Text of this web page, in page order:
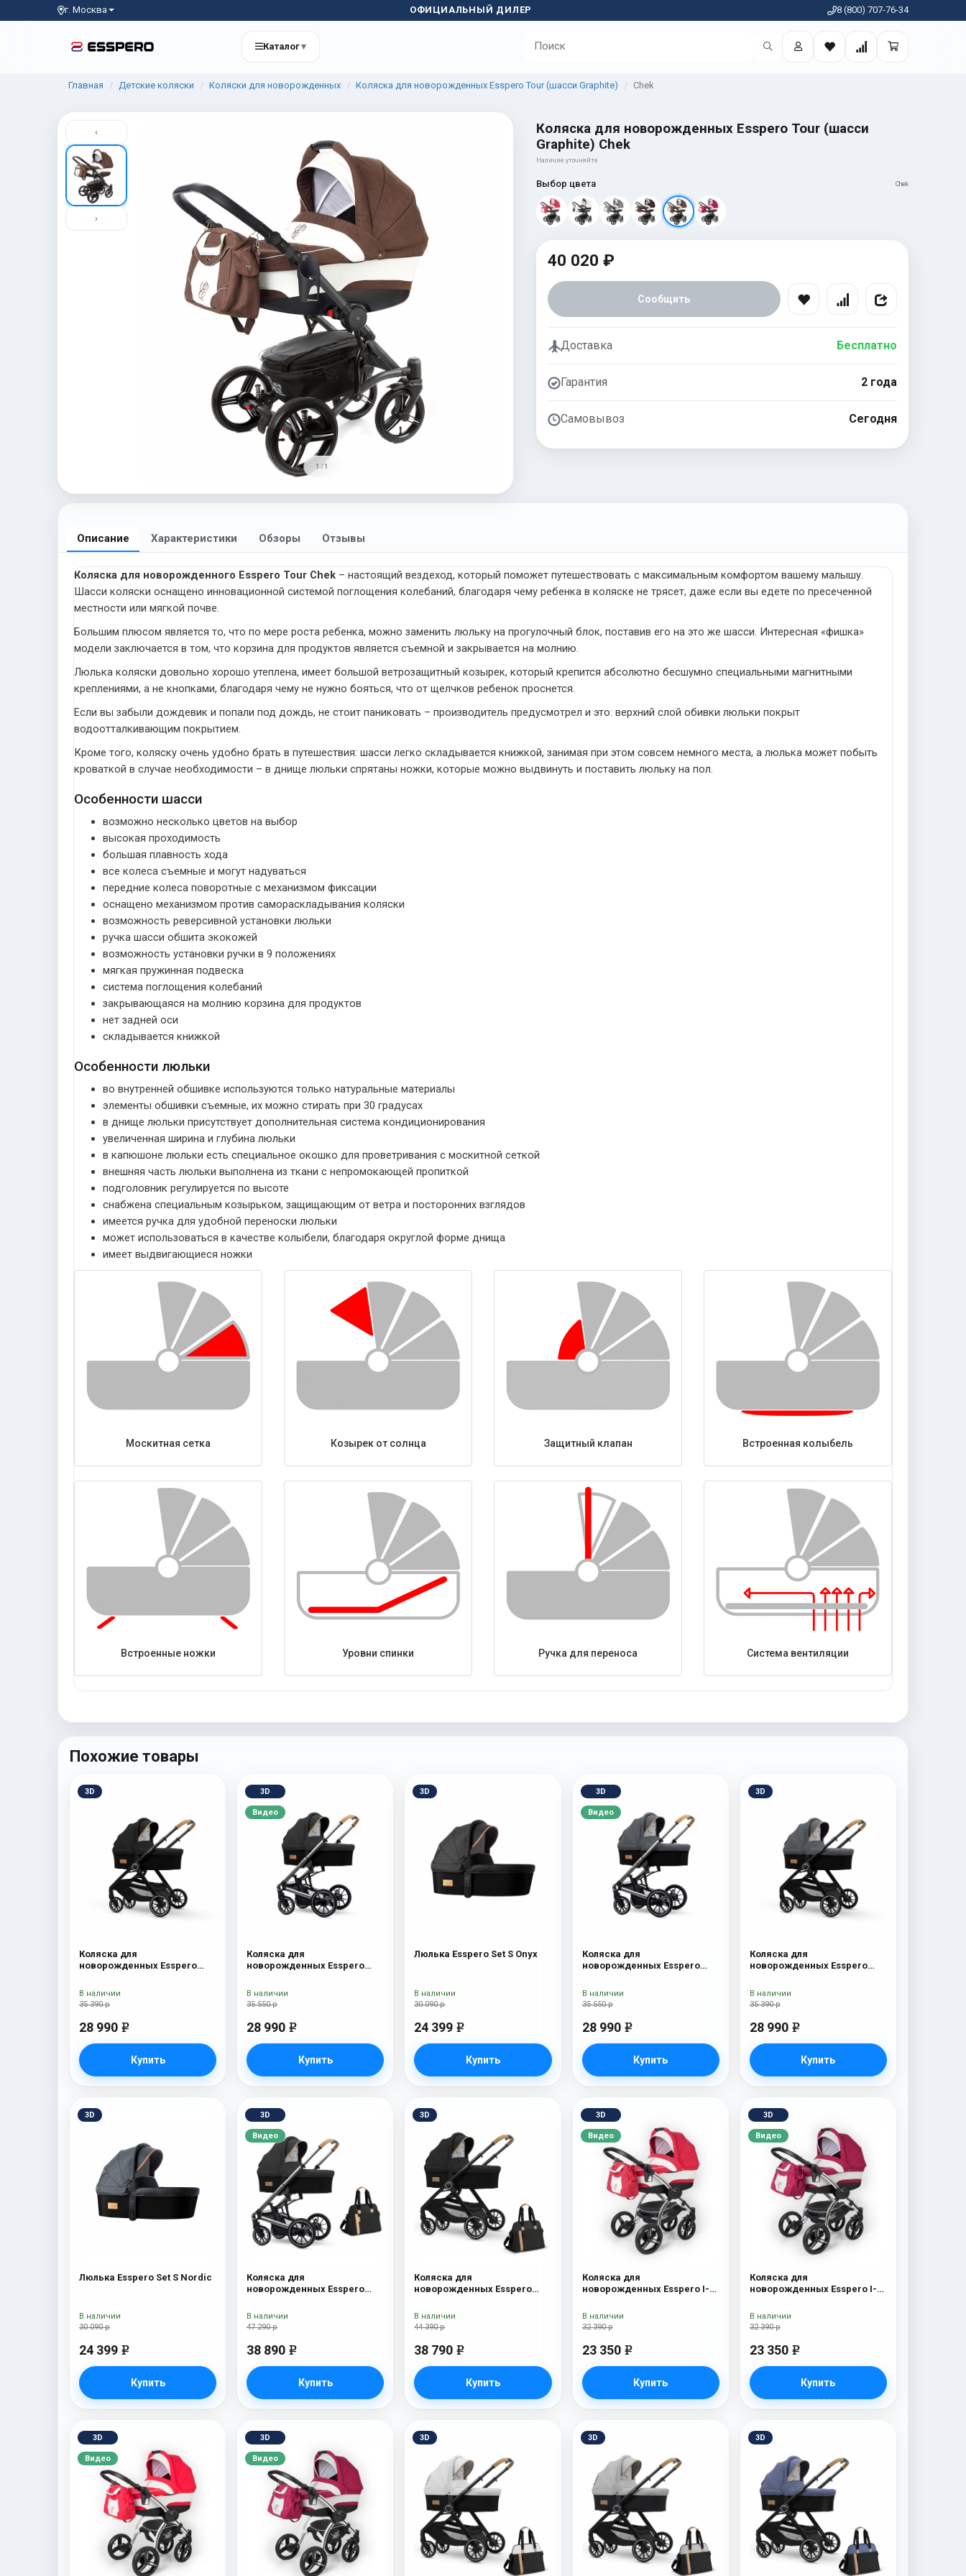
г. Москва ОФИЦИАЛЬНЫЙ ДИЛЕР 8 (800) 707-76-34
Каталог▾
Главная Детские коляски Коляски для новорожденных Коляска для новорожденных Esspero Tour (шасси Graphite) Chek
‹
›
1 / 1
Коляска для новорожденных Esspero Tour (шасси
Graphite) Chek
Наличие уточняйте
Выбор цвета Chek
40 020 ₽
Сообщить
Доставка Бесплатно
Гарантия 2 года
Самовывоз Сегодня
Описание Характеристики Обзоры Отзывы
Коляска для новорожденного Esspero Tour Chek – настоящий вездеход, который поможет путешествовать с максимальным комфортом вашему малышу.
Шасси коляски оснащено инновационной системой поглощения колебаний, благодаря чему ребенка в коляске не трясет, даже если вы едете по пресеченной
местности или мягкой почве.
Большим плюсом является то, что по мере роста ребенка, можно заменить люльку на прогулочный блок, поставив его на это же шасси. Интересная «фишка»
модели заключается в том, что корзина для продуктов является съемной и закрывается на молнию.
Люлька коляски довольно хорошо утеплена, имеет большой ветрозащитный козырек, который крепится абсолютно бесшумно специальными магнитными
креплениями, а не кнопками, благодаря чему не нужно бояться, что от щелчков ребенок проснется.
Если вы забыли дождевик и попали под дождь, не стоит паниковать – производитель предусмотрел и это: верхний слой обивки люльки покрыт
водоотталкивающим покрытием.
Кроме того, коляску очень удобно брать в путешествия: шасси легко складывается книжкой, занимая при этом совсем немного места, а люлька может побыть
кроваткой в случае необходимости – в днище люльки спрятаны ножки, которые можно выдвинуть и поставить люльку на пол.
Особенности шасси
возможно несколько цветов на выбор
высокая проходимость
большая плавность хода
все колеса съемные и могут надуваться
передние колеса поворотные с механизмом фиксации
оснащено механизмом против самораскладывания коляски
возможность реверсивной установки люльки
ручка шасси обшита экокожей
возможность установки ручки в 9 положениях
мягкая пружинная подвеска
система поглощения колебаний
закрывающаяся на молнию корзина для продуктов
нет задней оси
складывается книжкой
Особенности люльки
во внутренней обшивке используются только натуральные материалы
элементы обшивки съемные, их можно стирать при 30 градусах
в днище люльки присутствует дополнительная система кондиционирования
увеличенная ширина и глубина люльки
в капюшоне люльки есть специальное окошко для проветривания с москитной сеткой
внешняя часть люльки выполнена из ткани с непромокающей пропиткой
подголовник регулируется по высоте
снабжена специальным козырьком, защищающим от ветра и посторонних взглядов
имеется ручка для удобной переноски люльки
может использоваться в качестве колыбели, благодаря округлой форме днища
имеет выдвигающиеся ножки
Москитная сетка Козырек от солнца Защитный клапан Встроенная колыбель
Встроенные ножки Уровни спинки Ручка для переноса Система вентиляции
Похожие товары
3D
Коляска для
новорожденных Esspero
35 390 р
28 990 e
Купить
В наличии
3D
Видео
Коляска для
новорожденных Esspero
35 550 р
28 990 e
Купить
В наличии
3D
Люлька Esspero Set S Onyx
30 090 р
24 399 e
Купить
В наличии
3D
Видео
Коляска для
новорожденных Esspero
35 550 р
28 990 e
Купить
В наличии
3D
Коляска для
новорожденных Esspero
35 390 р
28 990 e
Купить
В наличии
3D
Люлька Esspero Set S Nordic
30 090 р
24 399 e
Купить
В наличии
3D
Видео
Коляска для
новорожденных Esspero
47 290 р
38 890 e
Купить
В наличии
3D
Коляска для
новорожденных Esspero
44 390 р
38 790 e
Купить
В наличии
3D
Видео
Коляска для
новорожденных Esspero I-
Lux
32 390 р
23 350 e
Купить
В наличии
3D
Видео
Коляска для
новорожденных Esspero I-
Borduex
32 390 р
23 350 e
Купить
В наличии
3D
Видео
3D
Видео
3D 3D 3D